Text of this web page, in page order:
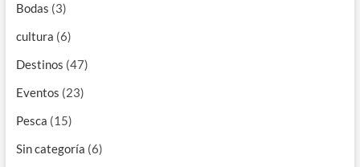
Bodas (3)
cultura (6)
Destinos (47)
Eventos (23)
Pesca (15)
Sin categoría (6)